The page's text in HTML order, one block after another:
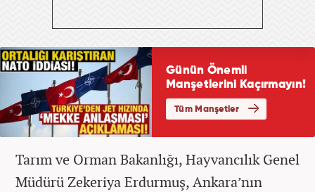
Tarım ve Orman Bakanlığı, Hayvancılık Genel
Müdürü Zekeriya Erdurmuş, Ankara’nın